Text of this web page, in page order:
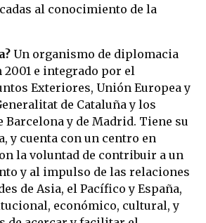
al conocimiento de la
Un organismo de diplomacia
2001 e integrado por el
Exteriores, Unión Europea y
de Cataluña y los
Barcelona y de Madrid. Tiene su
y cuenta con un centro en
la voluntad de contribuir a un
y al impulso de las relaciones
de Asia, el Pacífico y España,
económico, cultural, y